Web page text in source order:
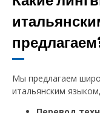
Мы предлагаем
итальянским